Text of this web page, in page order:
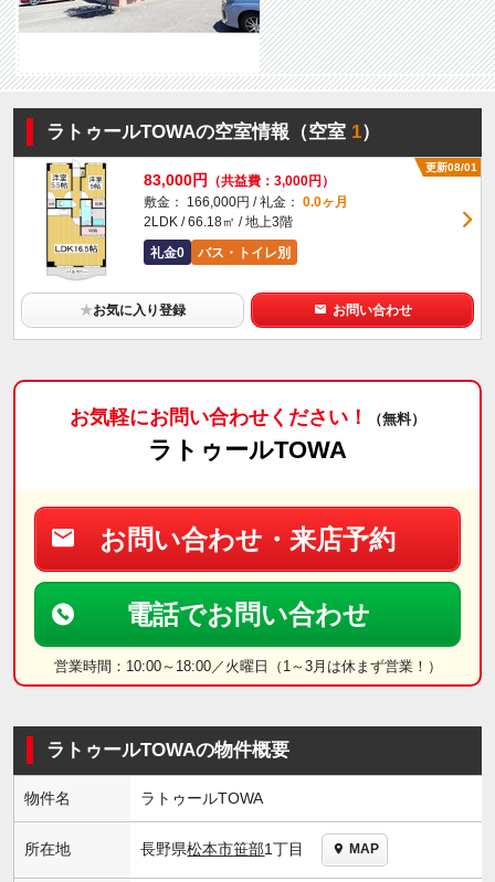
ラトゥールTOWAの空室情報（空室1）
更新08/01
83,000円
（共益費：3,000円）
敷金： 166,000円 / 礼金： 0.0ヶ月
2LDK / 66.18㎡ / 地上3階
礼金0
バス・トイレ別
★お気に入り登録 お問い合わせ
お気軽にお問い合わせください！ （無料）
ラトゥールTOWA
お問い合わせ・来店予約
電話でお問い合わせ
営業時間：10:00～18:00／火曜日（1～3月は休まず営業！）
ラトゥールTOWAの物件概要
物件名 ラトゥールTOWA
所在地 長野県松本市笹部1丁目 MAP